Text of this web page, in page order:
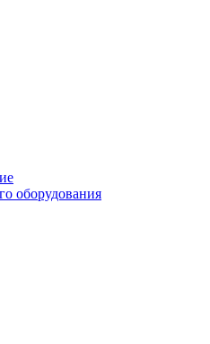
оборудования